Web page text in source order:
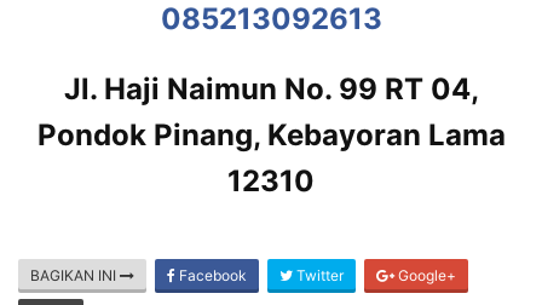
085213092613
Jl. Haji Naimun No. 99 RT 04,
Pondok Pinang, Kebayoran Lama
12310
BAGIKAN INI Facebook Twitter Google+